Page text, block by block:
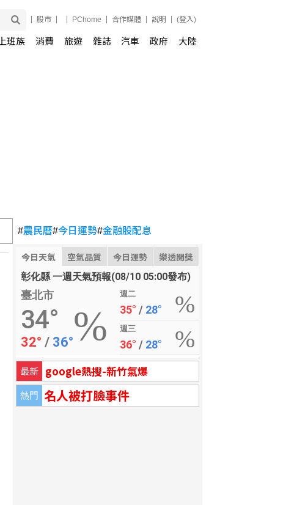
股市 PChome 合作媒體 說明 (登入)
上班族 消費 旅遊 雜誌 汽車 政府 大陸
#農民曆#今日運勢#金融股配息
今日天氣 空氣品質 今日運勢 樂透開獎
彰化縣 一週天氣預報(08/10 05:00發布)
臺北市
34°
32° / 36°
週二
35° / 28°
週三
36° / 28°
最新 google熱搜-新竹氣爆
熱門 名人被打臉事件